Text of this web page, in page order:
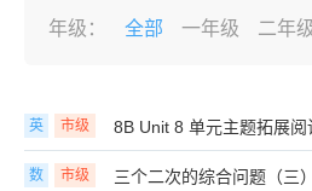
年级： 全部 一年级 二年
英 市级 8B Unit 8 单元主题拓展阅
数 市级 三个二次的综合问题（三）